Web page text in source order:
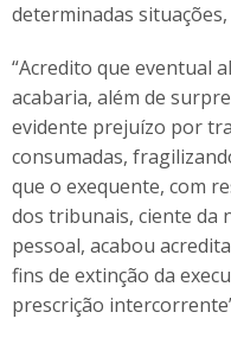
determinadas
“Acredito que eventual
acabaria, além de
evidente prejuízo por
consumadas,
que o exequente, com
dos tribunais, ciente da
pessoal, acabou
fins de extinção da
prescrição